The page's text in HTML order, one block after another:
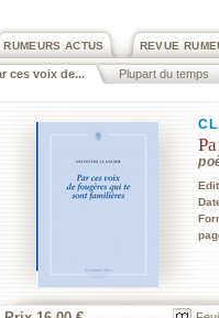
REVUE
RUMEURS ACTUS
ces voix de... Plupart du temps